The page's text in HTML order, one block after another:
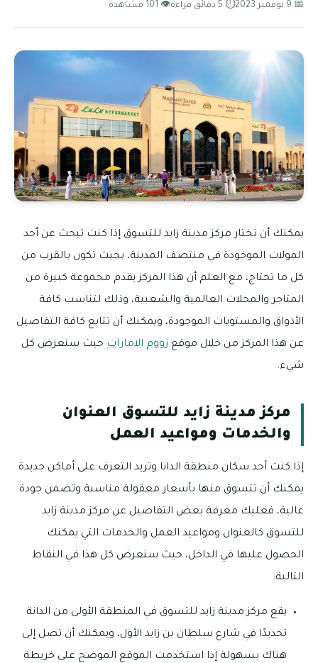
📅 9 نوفمبر 2023 ⏱ 5 دقائق قراءة 👁 101 مشاهدة
يمكنك أن تختار مركز مدينة زايد للتسوق إذا كنت تبحث عن أحد
المولات الموجودة في منتصف المدينة، بحيث تكون بالقرب من
كل ما تحتاج، مع العلم أن هذا المركز يقدم مجموعة كبيرة من
المتاجر والمحلات العالمية والشعبية، وذلك لتناسب كافة
الأذواق والمستويات الموجودة، ويمكنك أن تتابع كافة التفاصيل
عن هذا المركز من خلال موقع زووم الامارات حيث سنعرض كل
شيء.
مركز مدينة زايد للتسوق العنوان
والخدمات ومواعيد العمل
إذا كنت أحد سكان منطقة الدانا وتريد التعرف على أماكن جديدة
يمكنك أن تتسوق منها بأسعار معقولة مناسبة وتضمن جودة
عالية، فعليك معرفة بعض التفاصيل عن مركز مدينة زايد
للتسوق كالعنوان ومواعيد العمل والخدمات التي يمكنك
الحصول عليها في الداخل، حيث سنعرض كل هذا في النقاط
التالية:
يقع مركز مدينة زايد للتسوق في المنطقة الأولى من الدانة
تحديدًا في شارع سلطان بن زايد الأول، ويمكنك أن تصل إلى
هناك بسهولة إذا استخدمت الموقع الموضح على خريطة